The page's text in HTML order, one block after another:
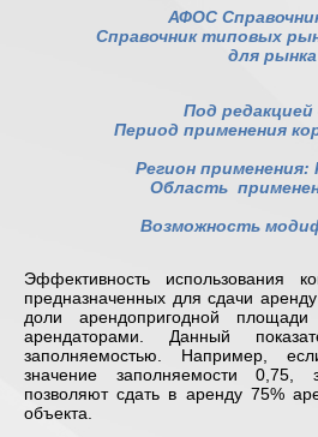
АФОС
Справочник типовых
для
Под редакцией
Период применения
Регион применения:
Область
Возможность
Эффективность использования
предназначенных для сдачи
доли арендопригодной площади
арендаторами. Данный
заполняемостью. Например,
значение заполняемости 0,75,
позволяют сдать в аренду 75%
объекта.